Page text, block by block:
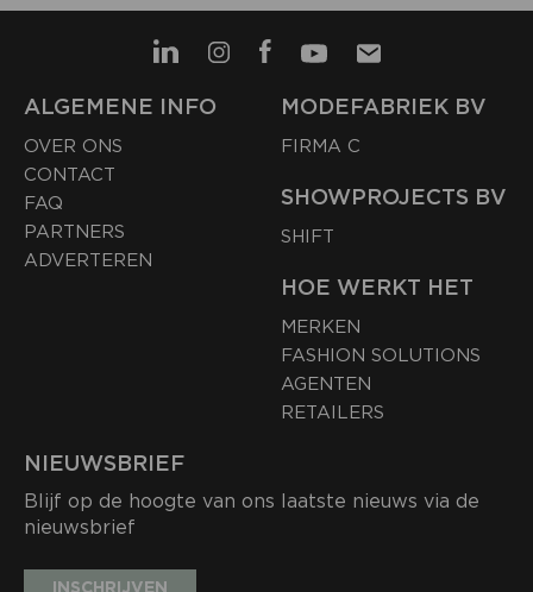
ALGEMENE INFO
OVER ONS
CONTACT
FAQ
PARTNERS
ADVERTEREN
MODEFABRIEK BV
FIRMA C
SHOWPROJECTS BV
SHIFT
HOE WERKT HET
MERKEN
FASHION SOLUTIONS
AGENTEN
RETAILERS
NIEUWSBRIEF
Blijf op de hoogte van ons laatste nieuws via de
nieuwsbrief
INSCHRIJVEN